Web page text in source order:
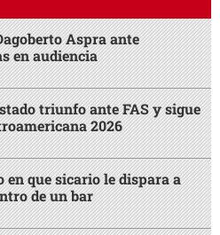
Aspra ante
en audiencia
triunfo ante FAS y sigue
2026
en que sicario le dispara a
de un bar